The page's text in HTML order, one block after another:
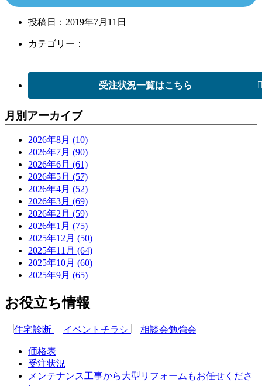
投稿日： 2019年7月11日
カテゴリー：
受注状況一覧はこちら
月別アーカイブ
2026年8月 (10)
2026年7月 (90)
2026年6月 (61)
2026年5月 (57)
2026年4月 (52)
2026年3月 (69)
2026年2月 (59)
2026年1月 (75)
2025年12月 (50)
2025年11月 (64)
2025年10月 (60)
2025年9月 (65)
お役立ち情報
価格表
受注状況
メンテナンス工事から大型リフォームもお任せくださ